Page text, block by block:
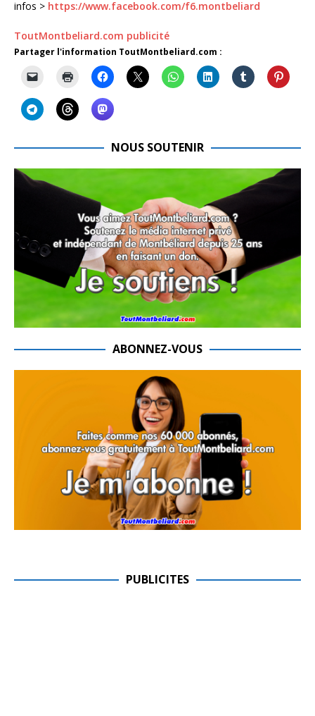
infos > https://www.facebook.com/f6.montbeliard
ToutMontbeliard.com publicité
Partager l'information ToutMontbeliard.com :
NOUS SOUTENIR
ABONNEZ-VOUS
PUBLICITES